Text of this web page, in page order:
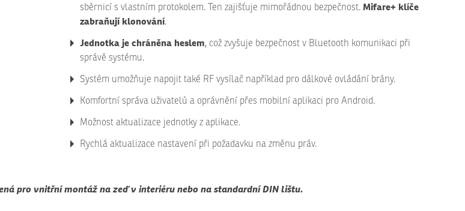
sběrnicí s vlastním protokolem. Ten zajišťuje mimořádnou bezpečnost. Mifare+ klíče
zabraňují klonování.
Jednotka je chráněna heslem, což zvyšuje bezpečnost v Bluetooth komunikaci při
správě systému.
Systém umožňuje napojit také RF vysílač například pro dálkové ovládání brány.
Komfortní správa uživatelů a oprávnění přes mobilní aplikaci pro Android.
Možnost aktualizace jednotky z aplikace.
Rychlá aktualizace nastavení při požadavku na změnu práv.
pro vnitřní montáž na zeď v interiéru nebo na standardní DIN lištu.